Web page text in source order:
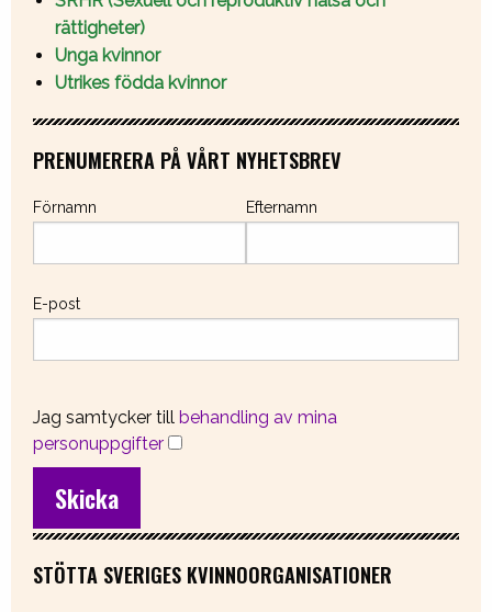
rättigheter)
Unga kvinnor
Utrikes födda kvinnor
PRENUMERERA PÅ VÅRT NYHETSBREV
Förnamn Efternamn
E-post
Jag samtycker till behandling av mina
personuppgifter
STÖTTA SVERIGES KVINNOORGANISATIONER